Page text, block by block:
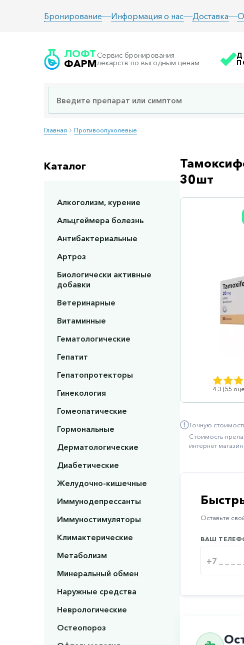
Бронирование Информация о нас Доставка
ЛОФТ
ФАРМ
Сервис бронирования
лекарств по выгодным ценам
Главная Противоопухолевые
Каталог
Алкоголизм, курение
Альцгеймера болезнь
Антибактериальные
Артроз
Биологически активные
добавки
Ветеринарные
Витаминные
Гематологические
Гепатит
Гепатопротекторы
Гинекология
Гомеопатические
Гормональные
Дерматологические
Диабетические
Желудочно-кишечные
Иммунодепрессанты
Иммуностимуляторы
Климактерические
Метаболизм
Минеральный обмен
Наружные средства
Неврологические
Остеопороз
30шт
4.3 (55
Точную
Стоимость
интернет
Оставьте
ВАШ